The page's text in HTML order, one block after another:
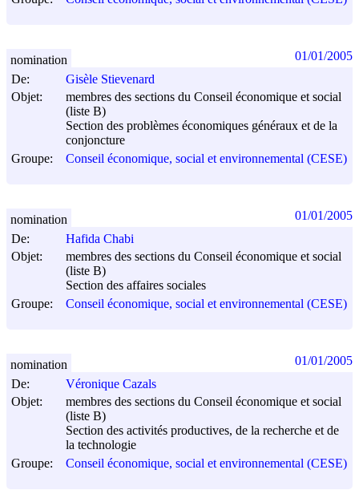
De:
Gisèle Stievenard
Objet:
membres des sections du Conseil économique et social
(liste B)
Section des problèmes économiques généraux et de la
conjoncture
Groupe:
Conseil économique, social et environnemental (CESE)
nomination 01/01/2005
De:
Hafida Chabi
Objet:
membres des sections du Conseil économique et social
(liste B)
Section des affaires sociales
Groupe:
Conseil économique, social et environnemental (CESE)
nomination 01/01/2005
De:
Véronique Cazals
Objet:
membres des sections du Conseil économique et social
(liste B)
Section des activités productives, de la recherche et de
la technologie
Groupe:
Conseil économique, social et environnemental (CESE)
nomination 01/01/2005